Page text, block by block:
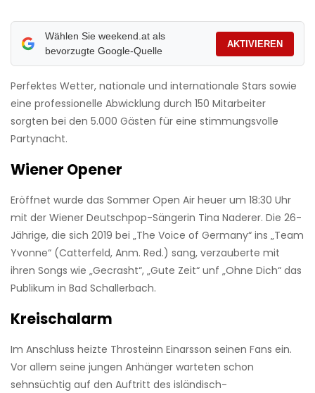
Wählen Sie weekend.at als
bevorzugte Google-Quelle
AKTIVIEREN
Perfektes Wetter, nationale und internationale Stars sowie
eine professionelle Abwicklung durch 150 Mitarbeiter
sorgten bei den 5.000 Gästen für eine stimmungsvolle
Partynacht.
Wiener Opener
Eröffnet wurde das Sommer Open Air heuer um 18:30 Uhr
mit der Wiener Deutschpop-Sängerin Tina Naderer. Die 26-
Jährige, die sich 2019 bei „The Voice of Germany“ ins „Team
Yvonne“ (Catterfeld, Anm. Red.) sang, verzauberte mit
ihren Songs wie „Gecrasht“, „Gute Zeit“ unf „Ohne Dich“ das
Publikum in Bad Schallerbach.
Kreischalarm
Im Anschluss heizte Throsteinn Einarsson seinen Fans ein.
Vor allem seine jungen Anhänger warteten schon
sehnsüchtig auf den Auftritt des isländisch-